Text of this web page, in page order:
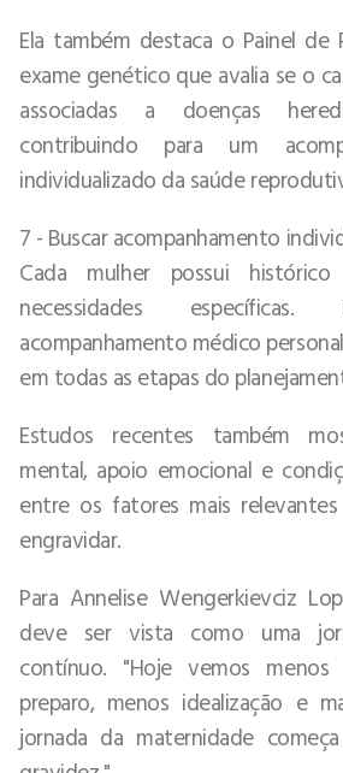
Ela também destaca o Painel de
exame genético que avalia se o
associadas a doenças
contribuindo para um
individualizado da saúde
7 - Buscar acompanhamento
Cada mulher possui
necessidades
acompanhamento médico
em todas as etapas do
Estudos recentes também
mental, apoio emocional e
entre os fatores mais
engravidar.
Para Annelise Wengerkievciz
deve ser vista como uma
contínuo. "Hoje vemos
preparo, menos idealização e
jornada da maternidade